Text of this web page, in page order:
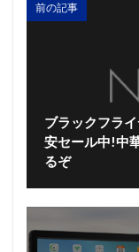
前の記事
ブラックフラ
安セール中!中
るぞ